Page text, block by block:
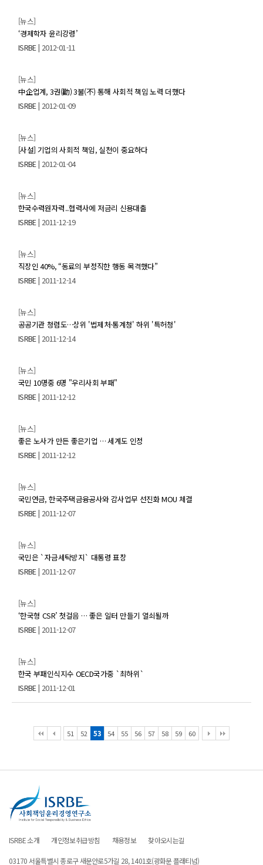
[뉴스]
‘경제학자 윤리강령’
ISRBE| 2012-01-11
[뉴스]
中企업계, 3권(勸) 3불(不) 통해 사회적 책임 노력 더했다
ISRBE| 2012-01-09
[뉴스]
[사설] 기업의 사회적 책임, 실천이 중요하다
ISRBE| 2012-01-04
[뉴스]
한국수력원자력..협력사에 저금리 신용대출
ISRBE| 2011-12-19
[뉴스]
직장인 40%, “동료의 부정직한 행동 목격했다”
ISRBE| 2011-12-14
[뉴스]
공공기관 청렴도…상위 '법제처·통계청' 하위 '특허청'
ISRBE| 2011-12-14
[뉴스]
국민 10명중 6명 "우리사회 부패"
ISRBE| 2011-12-12
[뉴스]
좋은 노사가 만든 좋은기업 … 세계도 인정
ISRBE| 2011-12-12
[뉴스]
국민연금, 한국주택금융공사와 감사업무 선진화 MOU 체결
ISRBE| 2011-12-07
[뉴스]
국민은 `자금세탁방지` 대통령 표창
ISRBE| 2011-12-07
[뉴스]
‘한국형 CSR’ 첫걸음 … 좋은 일터 만들기 열쇠될까
ISRBE| 2011-12-07
[뉴스]
한국 부패인식지수 OECD국가중 `최하위`
ISRBE| 2011-12-01
51 52 53 54 55 56 57 58 59 60
ISRBE 소개 개인정보취급방침 채용정보 찾아오시는길
03170 서울특별시 종로구 새문안로5가길 28, 1401호(광화문 플래티넘)